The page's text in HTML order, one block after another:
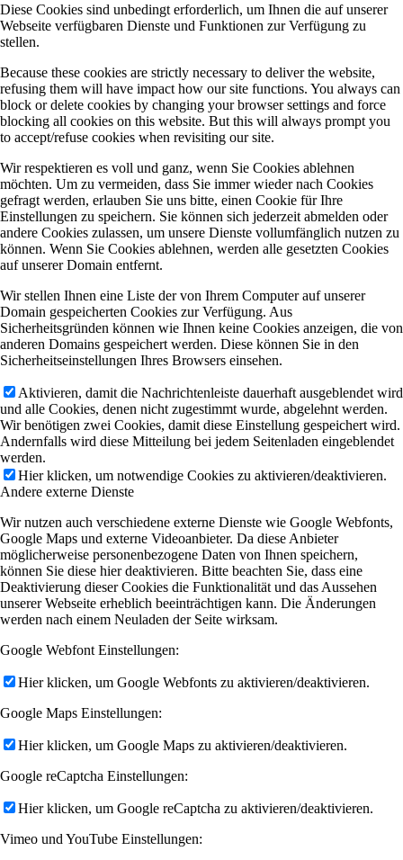
Diese Cookies sind unbedingt erforderlich, um Ihnen die auf unserer
Webseite verfügbaren Dienste und Funktionen zur Verfügung zu
stellen.
Because these cookies are strictly necessary to deliver the website,
refusing them will have impact how our site functions. You always can
block or delete cookies by changing your browser settings and force
blocking all cookies on this website. But this will always prompt you
to accept/refuse cookies when revisiting our site.
Wir respektieren es voll und ganz, wenn Sie Cookies ablehnen
möchten. Um zu vermeiden, dass Sie immer wieder nach Cookies
gefragt werden, erlauben Sie uns bitte, einen Cookie für Ihre
Einstellungen zu speichern. Sie können sich jederzeit abmelden oder
andere Cookies zulassen, um unsere Dienste vollumfänglich nutzen zu
können. Wenn Sie Cookies ablehnen, werden alle gesetzten Cookies
auf unserer Domain entfernt.
Wir stellen Ihnen eine Liste der von Ihrem Computer auf unserer
Domain gespeicherten Cookies zur Verfügung. Aus
Sicherheitsgründen können wie Ihnen keine Cookies anzeigen, die von
anderen Domains gespeichert werden. Diese können Sie in den
Sicherheitseinstellungen Ihres Browsers einsehen.
Aktivieren, damit die Nachrichtenleiste dauerhaft ausgeblendet wird
und alle Cookies, denen nicht zugestimmt wurde, abgelehnt werden.
Wir benötigen zwei Cookies, damit diese Einstellung gespeichert wird.
Andernfalls wird diese Mitteilung bei jedem Seitenladen eingeblendet
werden.
Hier klicken, um notwendige Cookies zu aktivieren/deaktivieren.
Andere externe Dienste
Wir nutzen auch verschiedene externe Dienste wie Google Webfonts,
Google Maps und externe Videoanbieter. Da diese Anbieter
möglicherweise personenbezogene Daten von Ihnen speichern,
können Sie diese hier deaktivieren. Bitte beachten Sie, dass eine
Deaktivierung dieser Cookies die Funktionalität und das Aussehen
unserer Webseite erheblich beeinträchtigen kann. Die Änderungen
werden nach einem Neuladen der Seite wirksam.
Google Webfont Einstellungen:
Hier klicken, um Google Webfonts zu aktivieren/deaktivieren.
Google Maps Einstellungen:
Hier klicken, um Google Maps zu aktivieren/deaktivieren.
Google reCaptcha Einstellungen:
Hier klicken, um Google reCaptcha zu aktivieren/deaktivieren.
Vimeo und YouTube Einstellungen: